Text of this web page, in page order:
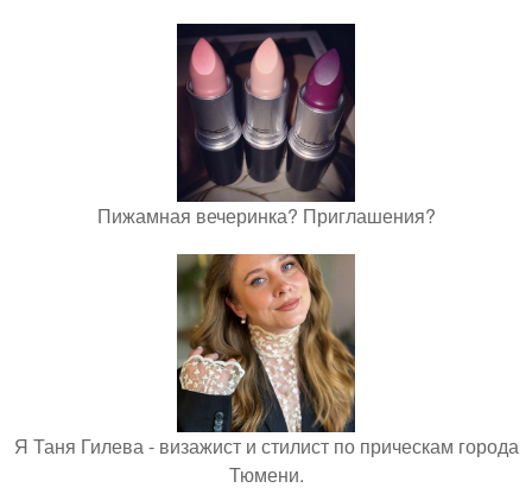
Пижамная вечеринка? Приглашения?
Я Таня Гилева - визажист и стилист по прическам города
Тюмени.